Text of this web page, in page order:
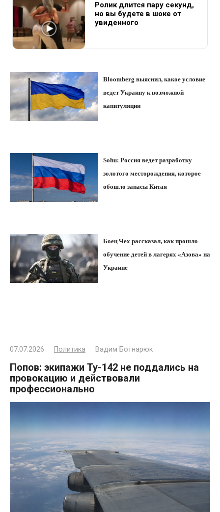
Ролик длится пару секунд,
но вы будете в шоке от
увиденного
Bloomberg выяснил, какое условие
ведет Украину к возможной
капитуляции
Sohu: Россия ведет разработку
золотого месторождения, которое
обошло запасы Китая
Боец Чех рассказал, как прошло
обучение детей в лагерях «Азова» на
Украине
07.07.2026 Политика Вадим Ботнарюк
Попов: экипажи Ту-142 не поддались на
провокацию и действовали
профессионально